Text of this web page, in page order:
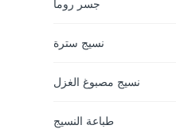
جسر روما
نسيج سترة
نسيج مصبوغ الغزل
طباعة النسيج